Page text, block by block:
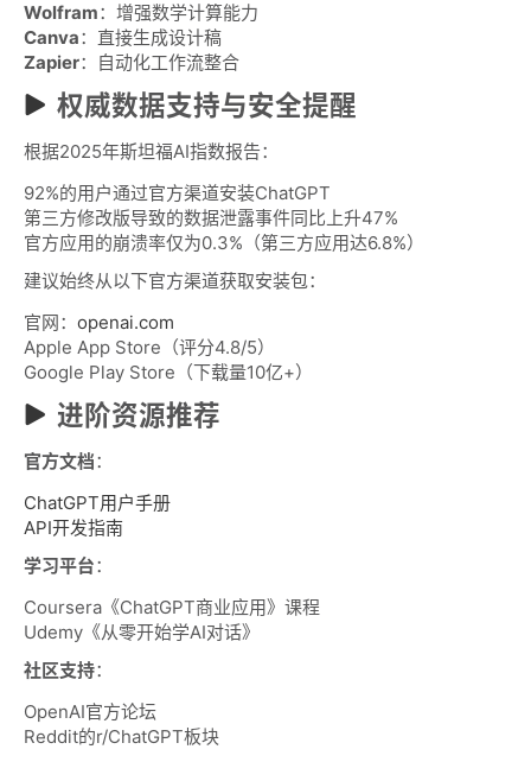
Wolfram：增强数学计算能力
Canva：直接生成设计稿
Zapier：自动化工作流整合
权威数据支持与安全提醒
根据2025年斯坦福AI指数报告：
92%的用户通过官方渠道安装ChatGPT
第三方修改版导致的数据泄露事件同比上升47%
官方应用的崩溃率仅为0.3%（第三方应用达6.8%）
建议始终从以下官方渠道获取安装包：
官网： openai.com
Apple App Store（评分4.8/5）
Google Play Store（下载量10亿+）
进阶资源推荐
官方文档：
ChatGPT用户手册
API开发指南
学习平台：
Coursera《ChatGPT商业应用》课程
Udemy《从零开始学AI对话》
社区支持：
OpenAI官方论坛
Reddit的r/ChatGPT板块